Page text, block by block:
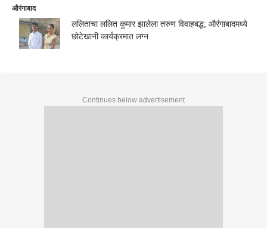
औरंगाबाद
ललिताचा ललित कुमार झालेला तरुण विवाहबद्ध; औरंगाबादमध्ये
छोटेखानी कार्यक्रमात लग्न
Continues below advertisement